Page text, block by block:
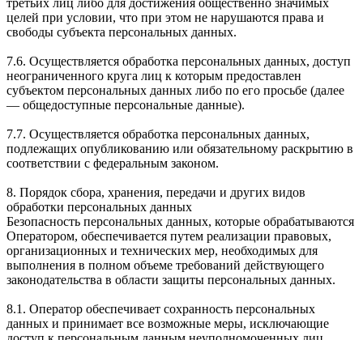
целей при условии, что при этом не нарушаются права и
свободы субъекта персональных данных.
7.6. Осуществляется обработка персональных данных, доступ
неограниченного круга лиц к которым предоставлен
субъектом персональных данных либо по его просьбе (далее
— общедоступные персональные данные).
7.7. Осуществляется обработка персональных данных,
подлежащих опубликованию или обязательному раскрытию в
соответствии с федеральным законом.
8. Порядок сбора, хранения, передачи и других видов
обработки персональных данных
Безопасность персональных данных, которые обрабатываются
Оператором, обеспечивается путем реализации правовых,
организационных и технических мер, необходимых для
выполнения в полном объеме требований действующего
законодательства в области защиты персональных данных.
8.1. Оператор обеспечивает сохранность персональных
данных и принимает все возможные меры, исключающие